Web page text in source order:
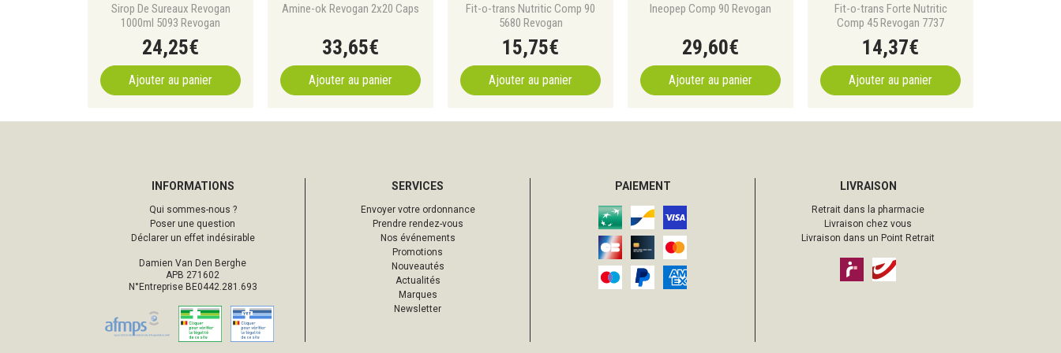
Sirop De Sureaux Revogan
1000ml 5093 Revogan
24,25€
Ajouter au panier
Amine-ok Revogan 2x20 Caps
33,65€
Ajouter au panier
Fit-o-trans Nutritic Comp 90
5680 Revogan
15,75€
Ajouter au panier
Ineopep Comp 90 Revogan
29,60€
Ajouter au panier
Fit-o-trans Forte Nutritic
Comp 45 Revogan 7737
14,37€
Ajouter au panier
INFORMATIONS
Qui sommes-nous ?
Poser une question
Déclarer un effet indésirable
Damien Van Den Berghe
APB 271602
N°Entreprise BE0442.281.693
SERVICES
Envoyer votre ordonnance
Prendre rendez-vous
Nos événements
Promotions
Nouveautés
Actualités
Marques
Newsletter
PAIEMENT LIVRAISON
Retrait dans la pharmacie
Livraison chez vous
Livraison dans un Point Retrait